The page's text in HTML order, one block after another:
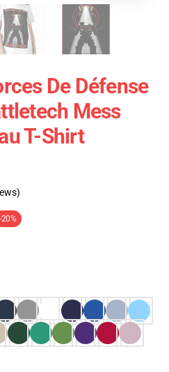
De Défense
Mess
T-Shirt
-20%